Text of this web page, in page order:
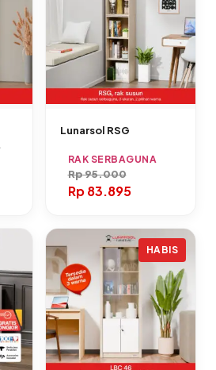
Lunarsol RSG
RAK SERBAGUNA
Rp95.000
Rp83.895
HABIS